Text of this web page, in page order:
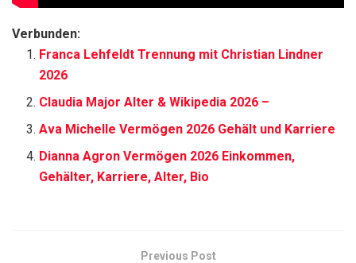
Verbunden:
Franca Lehfeldt Trennung mit Christian Lindner
2026
Claudia Major Alter & Wikipedia 2026 –
Ava Michelle Vermögen 2026 Gehält und Karriere
Dianna Agron Vermögen 2026 Einkommen,
Gehälter, Karriere, Alter, Bio
Previous Post